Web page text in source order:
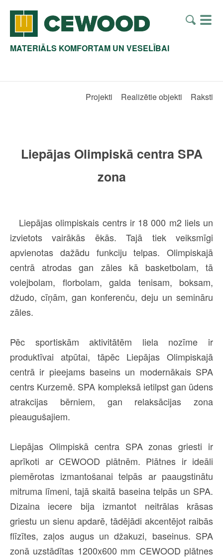
MATERIĀLS KOMFORTAM UN VESELĪBAI
Projekti Realizētie objekti Raksti
Liepājas Olimpiskā centra SPA
zona
Liepājas olimpiskais centrs ir 18 000 m2 liels un
izvietots vairākās ēkās. Tajā tiek veiksmīgi
apvienotas dažādu funkciju telpas. Olimpiskajā
centrā atrodas gan zāles kā basketbolam, tā
volejbolam, florbolam, galda tenisam, boksam,
džudo, cīņām, gan konferenču, deju un semināru
zāles.
Pēc sportiskām aktivitātēm liela nozīme ir
produktīvai atpūtai, tāpēc Liepājas Olimpiskajā
centrā ir pieejams baseins un modernākais SPA
centrs Kurzemē. SPA kompleksā ietilpst gan ūdens
atrakcijas bērniem, gan relaksācijas zona
pieaugušajiem.
Liepājas Olimpiskā centra SPA zonas griesti ir
aprīkoti ar CEWOOD plātnēm. Plātnes ir ideāli
piemērotas izmantošanai telpās ar paaugstinātu
mitruma līmeni, tajā skaitā baseina telpās un SPA.
Dizaina iecere bija izmantot neitrālas krāsas
griestu un sienu apdarē, tādējādi akcentējot raibās
flīzītes, zaļos augus un džakuzi, baseinus. SPA
zonā uzstādītas 1200x600 mm CEWOOD plātnes